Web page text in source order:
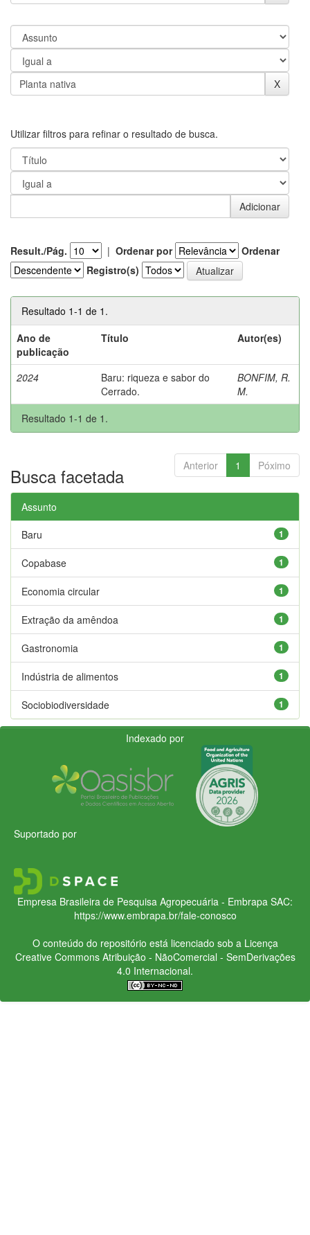
Utilizar filtros para refinar o resultado de busca.
Result./Pág. | Ordenar por
Ordenar
Registro(s)
Resultado 1-1 de 1.
Ano de
publicação
Título Autor(es)
2024
Baru: riqueza e sabor do
Cerrado.
BONFIM, R.
M.
Resultado 1-1 de 1.
Anterior 1 Póximo
Busca facetada
Assunto
1
Baru
1
Copabase
1
Economia circular
1
Extração da amêndoa
1
Gastronomia
1
Indústria de alimentos
1
Sociobiodiversidade
Indexado por
Suportado por
Empresa Brasileira de Pesquisa Agropecuária - Embrapa SAC:
https://www.embrapa.br/fale-conosco
O conteúdo do repositório está licenciado sob a Licença
Creative CommonsAtribuição - NãoComercial - SemDerivações
4.0 Internacional.